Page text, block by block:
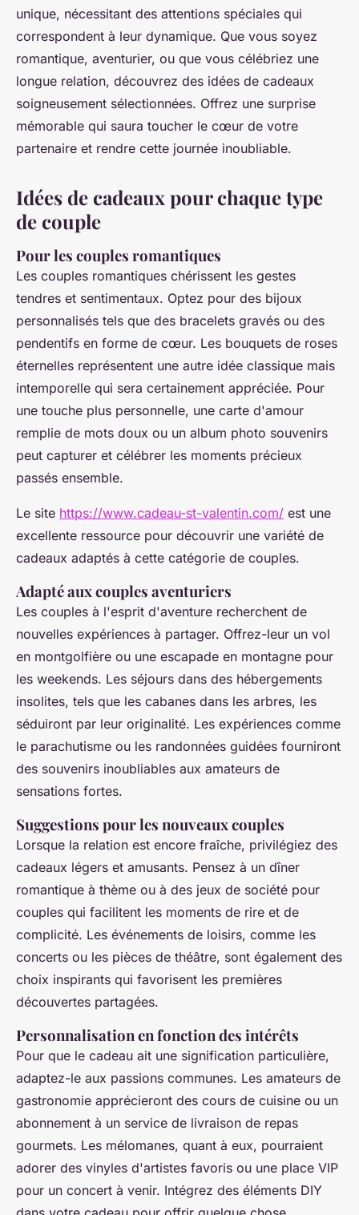
unique, nécessitant des attentions spéciales qui
correspondent à leur dynamique. Que vous soyez
romantique, aventurier, ou que vous célébriez une
longue relation, découvrez des idées de cadeaux
soigneusement sélectionnées. Offrez une surprise
mémorable qui saura toucher le cœur de votre
partenaire et rendre cette journée inoubliable.
Idées de cadeaux pour chaque type
de couple
Pour les couples romantiques
Les couples romantiques chérissent les gestes
tendres et sentimentaux. Optez pour des bijoux
personnalisés tels que des bracelets gravés ou des
pendentifs en forme de cœur. Les bouquets de roses
éternelles représentent une autre idée classique mais
intemporelle qui sera certainement appréciée. Pour
une touche plus personnelle, une carte d'amour
remplie de mots doux ou un album photo souvenirs
peut capturer et célébrer les moments précieux
passés ensemble.
Le site https://www.cadeau-st-valentin.com/ est une
excellente ressource pour découvrir une variété de
cadeaux adaptés à cette catégorie de couples.
Adapté aux couples aventuriers
Les couples à l'esprit d'aventure recherchent de
nouvelles expériences à partager. Offrez-leur un vol
en montgolfière ou une escapade en montagne pour
les weekends. Les séjours dans des hébergements
insolites, tels que les cabanes dans les arbres, les
séduiront par leur originalité. Les expériences comme
le parachutisme ou les randonnées guidées fourniront
des souvenirs inoubliables aux amateurs de
sensations fortes.
Suggestions pour les nouveaux couples
Lorsque la relation est encore fraîche, privilégiez des
cadeaux légers et amusants. Pensez à un dîner
romantique à thème ou à des jeux de société pour
couples qui facilitent les moments de rire et de
complicité. Les événements de loisirs, comme les
concerts ou les pièces de théâtre, sont également des
choix inspirants qui favorisent les premières
découvertes partagées.
Personnalisation en fonction des intérêts
Pour que le cadeau ait une signification particulière,
adaptez-le aux passions communes. Les amateurs de
gastronomie apprécieront des cours de cuisine ou un
abonnement à un service de livraison de repas
gourmets. Les mélomanes, quant à eux, pourraient
adorer des vinyles d'artistes favoris ou une place VIP
pour un concert à venir. Intégrez des éléments DIY